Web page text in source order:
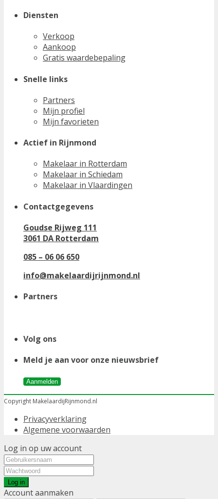
Diensten
Verkoop
Aankoop
Gratis waardebepaling
Snelle links
Partners
Mijn profiel
Mijn favorieten
Actief in Rijnmond
Makelaar in Rotterdam
Makelaar in Schiedam
Makelaar in Vlaardingen
Contactgegevens
Goudse Rijweg 111
3061 DA Rotterdam
085 – 06 06 650
info@makelaardijrijnmond.nl
Partners
Volg ons
Meld je aan voor onze nieuwsbrief
Aanmelden
Copyright MakelaardijRijnmond.nl
Privacyverklaring
Algemene voorwaarden
Log in op uw account
Log in
Account aanmaken